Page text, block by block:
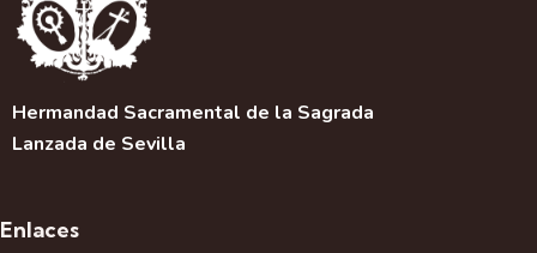
Hermandad Sacramental de la Sagrada
Lanzada de Sevilla
Enlaces